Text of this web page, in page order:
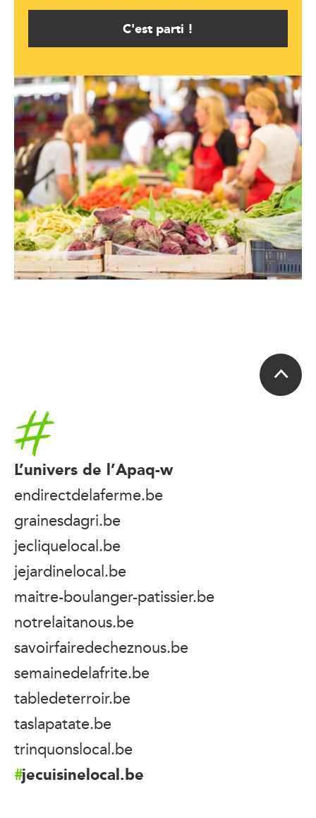
C'est parti !
Accueil
L’univers de l’Apaq-w
endirectdelaferme.be
grainesdagri.be
jecliquelocal.be
jejardinelocal.be
maitre-boulanger-patissier.be
notrelaitanous.be
savoirfairedecheznous.be
semainedelafrite.be
tabledeterroir.be
taslapatate.be
trinquonslocal.be
jecuisinelocal.be